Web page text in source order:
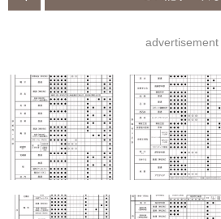
advertisement